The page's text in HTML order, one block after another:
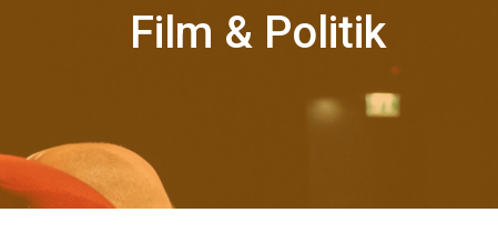
Film & Politik